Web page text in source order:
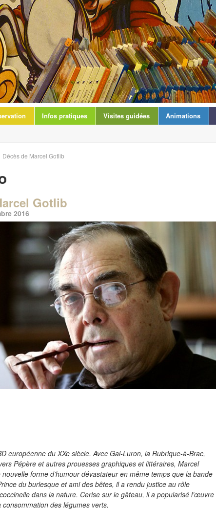
Infos pratiques Visites guidées Animations
Décès de Marcel Gotlib
Gotlib
2016
européenne du XXe siècle. Avec Gai-Luron, la Rubrique-à-Brac,
Pépère et autres prouesses graphiques et littéraires, Marcel
forme d’humour dévastateur en même temps que la bande
du burlesque et ami des bêtes, il a rendu justice au rôle
dans la nature. Cerise sur le gâteau, il a popularisé l’œuvre
consommation des légumes verts.